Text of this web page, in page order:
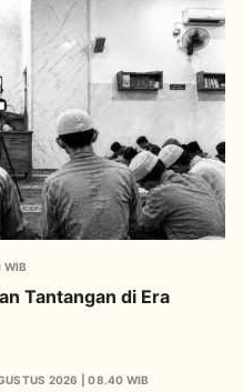
WIB
Tantangan di Era
2026 | 08.40 WIB